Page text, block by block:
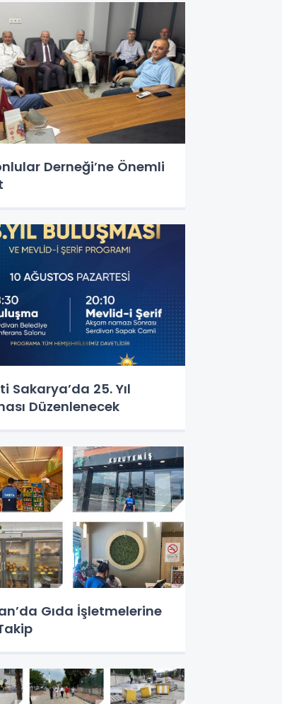
Derneği’ne Önemli
Sakarya’da 25. Yıl
Düzenlenecek
Gıda İşletmelerine